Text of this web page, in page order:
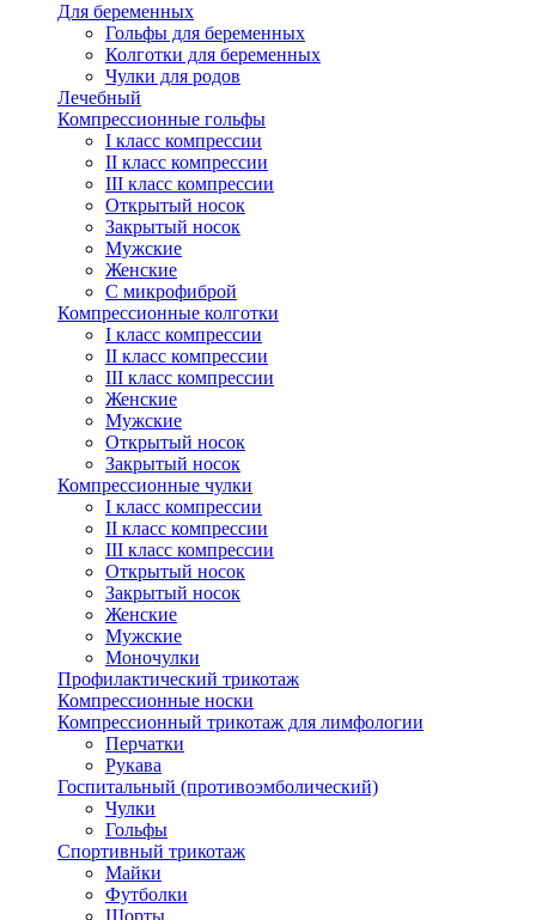
Для беременных
Гольфы для беременных
Колготки для беременных
Чулки для родов
Лечебный
Компрессионные гольфы
I класс компрессии
II класс компрессии
III класс компрессии
Открытый носок
Закрытый носок
Мужские
Женские
С микрофиброй
Компрессионные колготки
I класс компрессии
II класс компрессии
III класс компрессии
Женские
Мужские
Открытый носок
Закрытый носок
Компрессионные чулки
I класс компрессии
II класс компрессии
III класс компрессии
Открытый носок
Закрытый носок
Женские
Мужские
Моночулки
Профилактический трикотаж
Компрессионные носки
Компрессионный трикотаж для лимфологии
Перчатки
Рукава
Госпитальный (противоэмболический)
Чулки
Гольфы
Спортивный трикотаж
Майки
Футболки
Шорты